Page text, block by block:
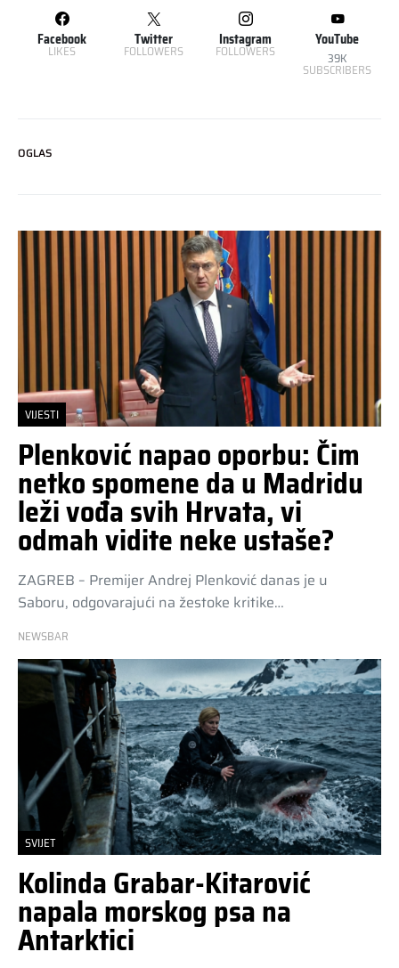
Facebook
LIKES
Twitter
FOLLOWERS
Instagram
FOLLOWERS
YouTube
39K
SUBSCRIBERS
OGLAS
VIJESTI
Plenković napao oporbu: Čim
netko spomene da u Madridu
leži vođa svih Hrvata, vi
odmah vidite neke ustaše?
ZAGREB – Premijer Andrej Plenković danas je u
Saboru, odgovarajući na žestoke kritike…
NEWSBAR
SVIJET
Kolinda Grabar-Kitarović
napala morskog psa na
Antarktici